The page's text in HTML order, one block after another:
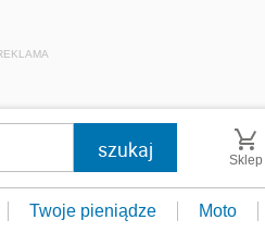
Sklep
Twoje pieniądze Moto